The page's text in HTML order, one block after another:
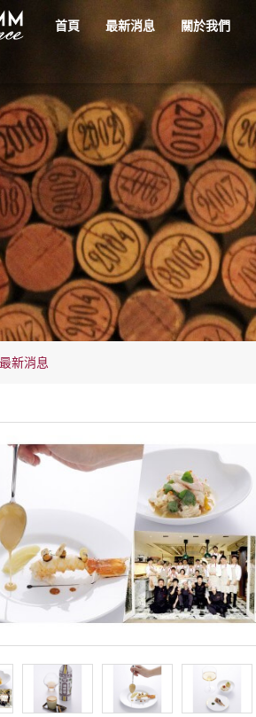
首頁 最新消息 關於我們
最新消息